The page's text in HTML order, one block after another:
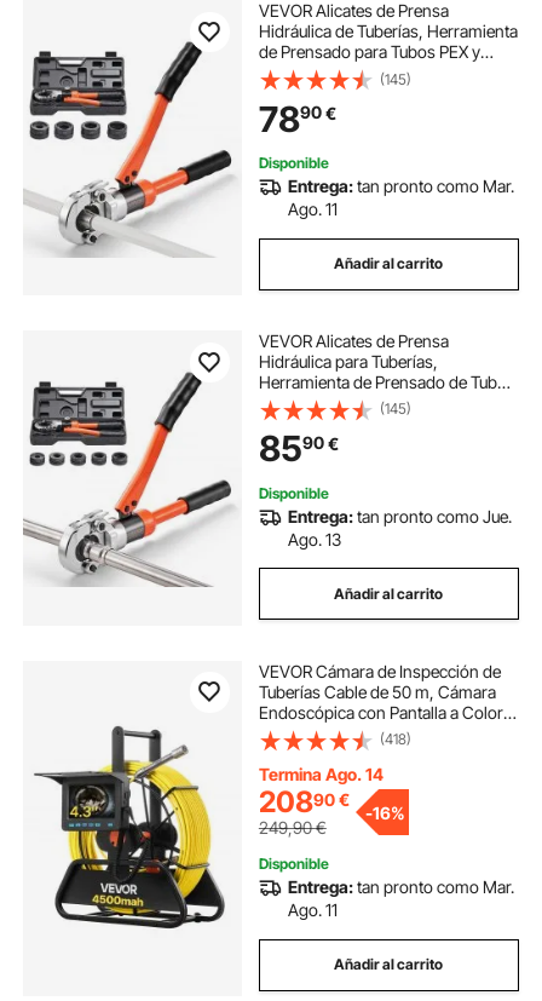
VEVOR Alicates de Prensa
Hidráulica de Tuberías, Herramienta
de Prensado para Tubos PEX y
Aluminio-plástico con 4 Mordazas
U16, U20, U25, U32 y Estuche,
para Reparación, Instalación de
Fontanería
(145)
7890€
Disponible
Entrega:tan pronto como Mar.
Ago. 11
Añadir al carrito
VEVOR Alicates de Prensa
Hidráulica para Tuberías,
Herramienta de Prensado de Tubos
con 5 Mordazas V12, V15, V18,
V22, V28 y Estuche de Transporte,
para Reparaciones, Instalaciones
de Fontanería
(145)
8590€
Disponible
Entrega:tan pronto como Jue.
Ago. 13
Añadir al carrito
VEVOR Cámara de Inspección de
Tuberías Cable de 50 m, Cámara
Endoscópica con Pantalla a Color,
Resistente al Agua IP68, con 6 LED,
Tarjeta de 16 GB, Batería de 4500
mAh, para Alcantarillado Fontanería
(418)
Termina Ago. 14
20890€
249,90€
-16%
Disponible
Entrega:tan pronto como Mar.
Ago. 11
Añadir al carrito